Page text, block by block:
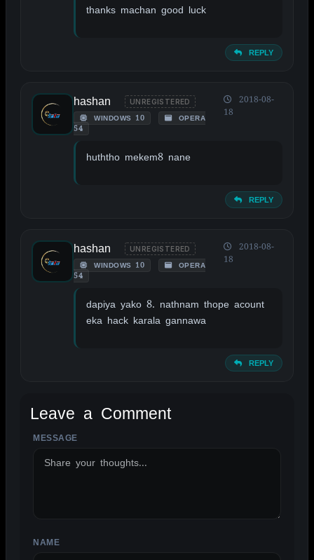
thanks machan good luck
REPLY
hashan UNREGISTERED
WINDOWS 10
OPERA
54
2018-08-
18
huththo mekem8 nane
REPLY
hashan UNREGISTERED
WINDOWS 10
OPERA
54
2018-08-
18
dapiya yako 8. nathnam thope acount
eka hack karala gannawa
REPLY
Leave a Comment
MESSAGE
NAME
ALTERNATIVE: